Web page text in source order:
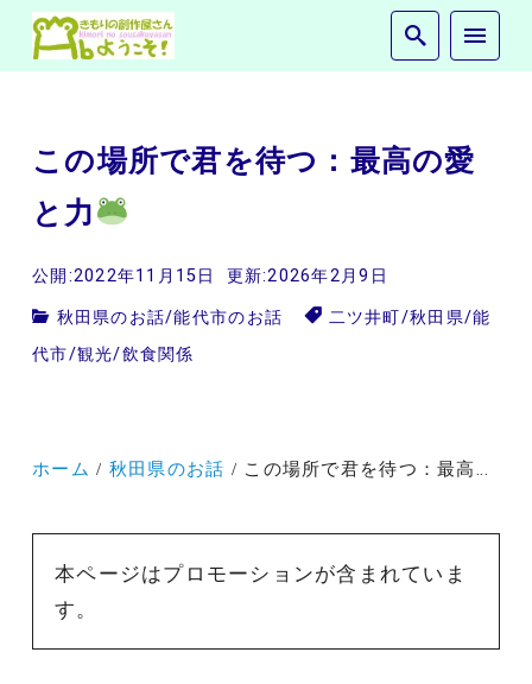
この場所で君を待つ：最高の愛
と力
公開:2022年11月15日 更新:2026年2月9日
秋田県のお話/能代市のお話 二ツ井町/秋田県/能
代市/観光/飲食関係
ホーム 秋田県のお話 この場所で君を待つ：最高の愛と力
本ページはプロモーションが含まれていま
す。